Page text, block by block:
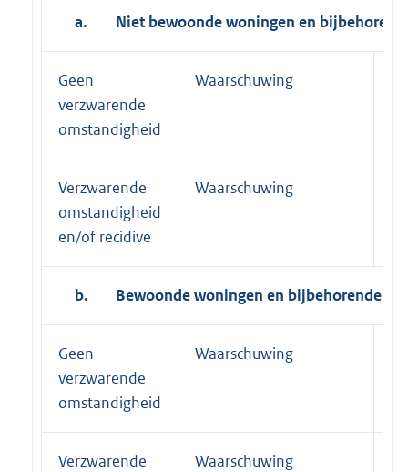
a. Niet bewoonde woningen en
Geen
verzwarende
omstandigheid
Waarschuwing
Verzwarende
omstandigheid
en/of recidive
Waarschuwing
b. Bewoonde woningen en bijbehorende
Geen
verzwarende
omstandigheid
Waarschuwing
Verzwarende
Waarschuwing